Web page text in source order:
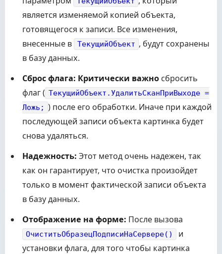
является изменяемой копией объекта,
готовящегося к записи. Все изменения,
внесенные в
ТекущийОбъект , будут сохранены
в базу данных.
Сброс флага: Критически важно сбросить
флаг ( ТекущийОбъект.УдалитьСканПриВыходе =
Ложь; ) после его обработки. Иначе при каждой
последующей записи объекта картинка будет
снова удаляться.
Надежность: Этот метод очень надежен, так
как он гарантирует, что очистка произойдет
только в момент фактической записи объекта
в базу данных.
Отображение на форме: После вызова
ОчиститьОбразецПодписиНаСервере()
и
установки флага, для того чтобы картинка